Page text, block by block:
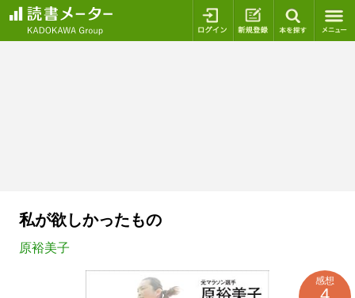
ログイン 新規登録
私が欲しかったもの
原裕美子
感想